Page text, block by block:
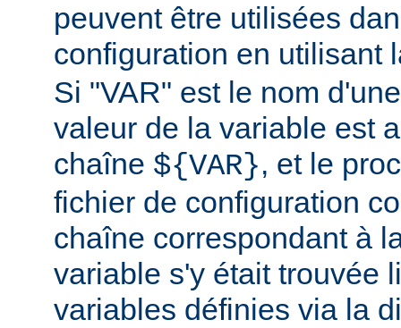
peuvent être utilisées
configuration en utilisant
Si "VAR" est le nom
valeur de la variable est
chaîne ${VAR}, et le
fichier de configuration
chaîne correspondant à
variable s'y était trouvée
variables définies via la